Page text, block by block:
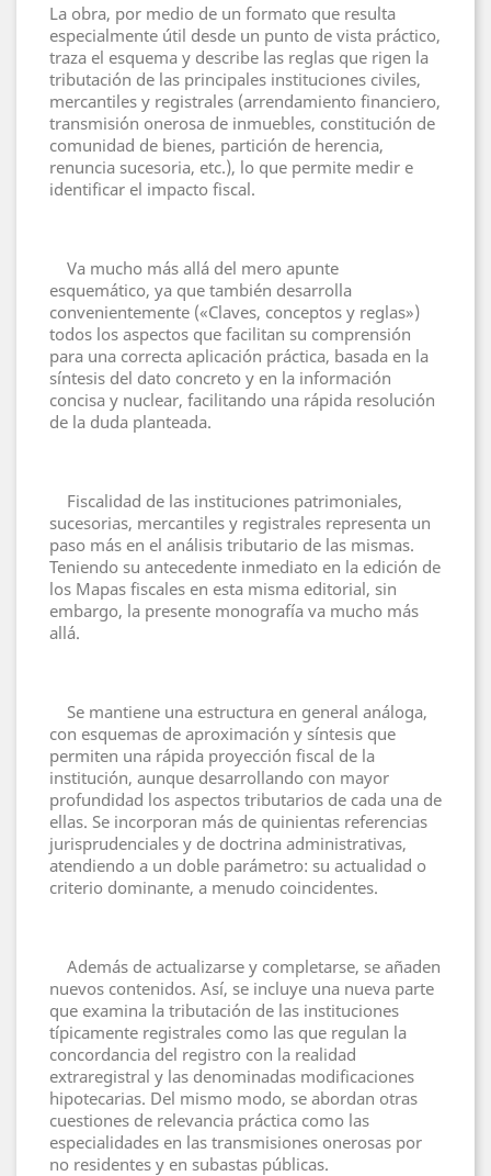
La obra, por medio de un formato que resulta
especialmente útil desde un punto de vista práctico,
traza el esquema y describe las reglas que rigen la
tributación de las principales instituciones civiles,
mercantiles y registrales (arrendamiento financiero,
transmisión onerosa de inmuebles, constitución de
comunidad de bienes, partición de herencia,
renuncia sucesoria, etc.), lo que permite medir e
identificar el impacto fiscal.
Va mucho más allá del mero apunte
esquemático, ya que también desarrolla
convenientemente («Claves, conceptos y reglas»)
todos los aspectos que facilitan su comprensión
para una correcta aplicación práctica, basada en la
síntesis del dato concreto y en la información
concisa y nuclear, facilitando una rápida resolución
de la duda planteada.
Fiscalidad de las instituciones patrimoniales,
sucesorias, mercantiles y registrales representa un
paso más en el análisis tributario de las mismas.
Teniendo su antecedente inmediato en la edición de
los Mapas fiscales en esta misma editorial, sin
embargo, la presente monografía va mucho más
allá.
Se mantiene una estructura en general análoga,
con esquemas de aproximación y síntesis que
permiten una rápida proyección fiscal de la
institución, aunque desarrollando con mayor
profundidad los aspectos tributarios de cada una de
ellas. Se incorporan más de quinientas referencias
jurisprudenciales y de doctrina administrativas,
atendiendo a un doble parámetro: su actualidad o
criterio dominante, a menudo coincidentes.
Además de actualizarse y completarse, se añaden
nuevos contenidos. Así, se incluye una nueva parte
que examina la tributación de las instituciones
típicamente registrales como las que regulan la
concordancia del registro con la realidad
extraregistral y las denominadas modificaciones
hipotecarias. Del mismo modo, se abordan otras
cuestiones de relevancia práctica como las
especialidades en las transmisiones onerosas por
no residentes y en subastas públicas.